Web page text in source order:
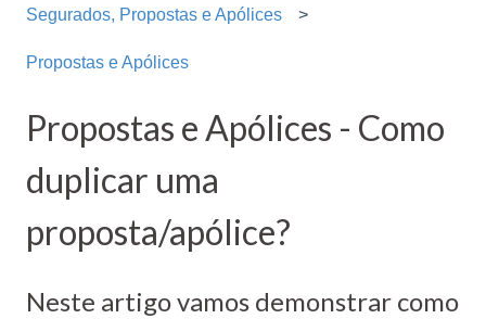
Segurados, Propostas e Apólices
Propostas e Apólices
Propostas e Apólices - Como
duplicar uma
proposta/apólice?
Neste artigo vamos demonstrar como